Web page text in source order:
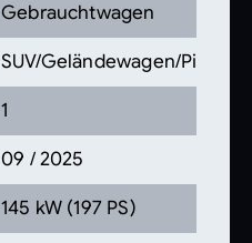
Gebrauchtwagen
SUV/Geländewagen/Pickup
1
09 / 2025
145 kW (197 PS)